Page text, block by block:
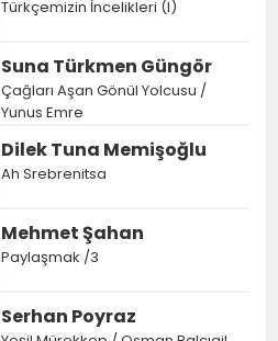
Türkçemizin İncelikleri (I)
Suna Türkmen Güngör
Çağları Aşan Gönül Yolcusu /
Yunus Emre
Dilek Tuna Memişoğlu
Ah Srebrenitsa
Mehmet Şahan
Paylaşmak /3
Serhan Poyraz